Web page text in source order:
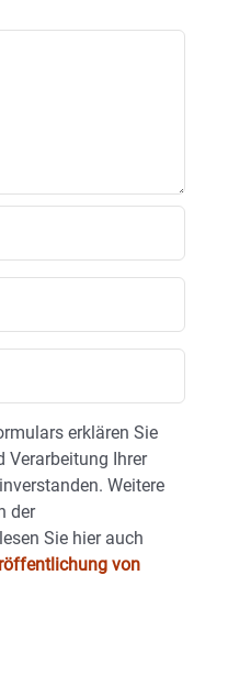
erklären Sie
Verarbeitung Ihrer
Weitere
der
Sie hier auch
von